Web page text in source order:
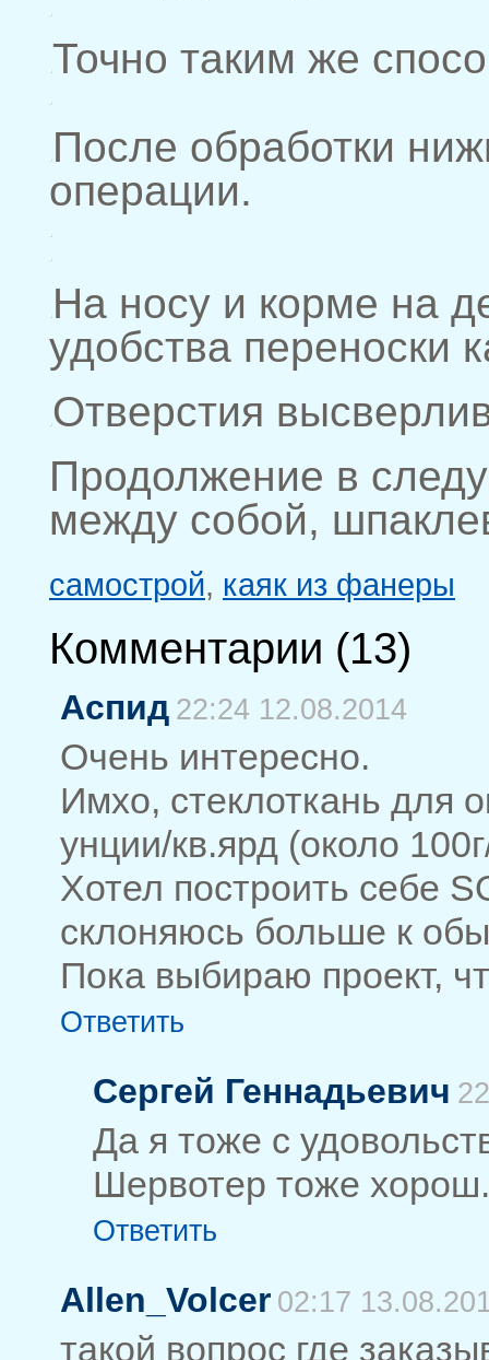
Точно таким же
После обработки
операции.
На носу и корме на
удобства переноски
Отверстия
Продолжение в
между собой,
самострой, каяк из фанеры
Комментарии (13)
Аспид 22:24 12.08.2014
Очень интересно.
Имхо, стеклоткань для
унции/кв.ярд (около
Хотел построить себе
склоняюсь больше к
Пока выбираю проект,
Ответить
Сергей Геннадьевич
Да я тоже с
Шервотер тоже хорош.
Ответить
Allen_Volcer 02:17
такой вопрос где